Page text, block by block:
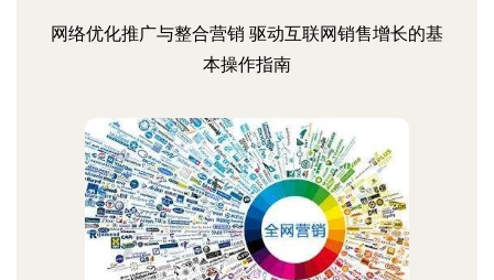
网络优化推广与整合营销 驱动互联网销售增长的基
本操作指南